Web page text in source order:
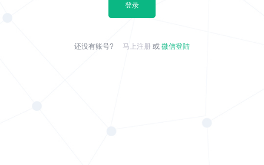
登录
还没有账号? 马上注册 或 微信登陆